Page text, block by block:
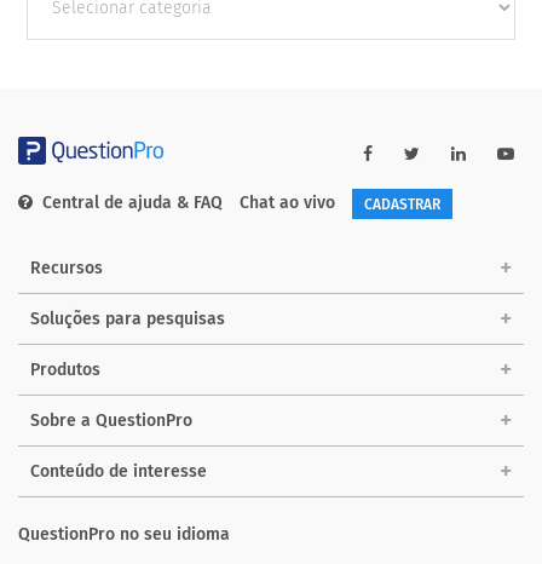
Categorias
Central de ajuda & FAQ Chat ao vivo CADASTRAR
Recursos
Soluções para pesquisas
Produtos
Sobre a QuestionPro
Conteúdo de interesse
QuestionPro no seu idioma